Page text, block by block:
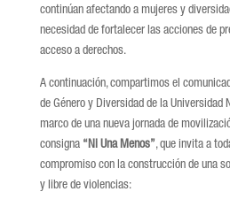
continúan afectando a mujeres y
necesidad de fortalecer las acciones de
acceso a derechos.
A continuación, compartimos el
de Género y Diversidad de la Universidad
marco de una nueva jornada de
consigna “Ni Una Menos”, que invita a
compromiso con la construcción de una
y libre de violencias: